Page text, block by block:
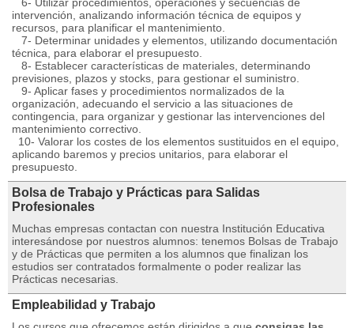
intervención, analizando información técnica de equipos y
recursos, para planificar el mantenimiento.
7- Determinar unidades y elementos, utilizando documentación
técnica, para elaborar el presupuesto.
8- Establecer características de materiales, determinando
previsiones, plazos y stocks, para gestionar el suministro.
9- Aplicar fases y procedimientos normalizados de la
organización, adecuando el servicio a las situaciones de
contingencia, para organizar y gestionar las intervenciones del
mantenimiento correctivo.
10- Valorar los costes de los elementos sustituidos en el equipo,
aplicando baremos y precios unitarios, para elaborar el
presupuesto.
Bolsa de Trabajo y Prácticas para Salidas
Profesionales
Muchas empresas contactan con nuestra Institución Educativa
interesándose por nuestros alumnos: tenemos Bolsas de Trabajo
y de Prácticas que permiten a los alumnos que finalizan los
estudios ser contratados formalmente o poder realizar las
Prácticas necesarias.
Empleabilidad y Trabajo